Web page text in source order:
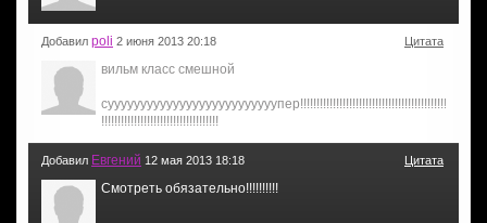
Добавил poli 2 июня 2013 20:18 Цитата
вильм класс смешной
суууууууууууууууууууууууууупер!!!!!!!!!!!!!!!!!!!!!!!!!!!!!!!!!!!!!!!!!!!!!!!!!!
!!!!!!!!!!!!!!!!!!!!!!!!!!!!!!!!!!!!
Добавил Евгений 12 мая 2013 18:18 Цитата
Смотреть обязательно!!!!!!!!!!